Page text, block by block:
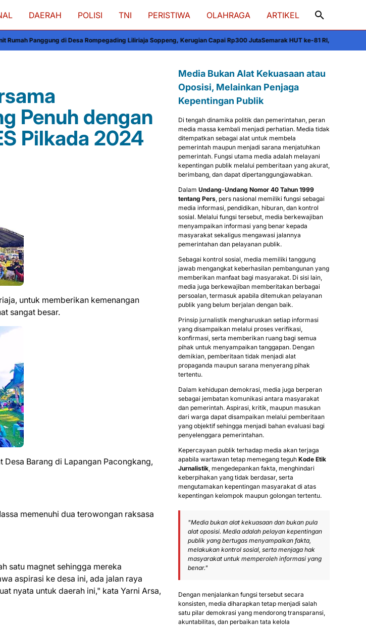
DAERAH POLISI TNI PERISTIWA OLAHRAGA ARTIKEL
Rompegading Liliriaja Soppeng, Kerugian Capai Rp300 Juta Semarak HUT ke-81 RI, Kapolres Wajo Bersama Forkopimda
Penuh dengan
Pilkada 2024
untuk memberikan kemenangan
sangat besar.
Barang di Lapangan Pacongkang,
memenuhi dua terowongan raksasa
satu magnet sehingga mereka
aspirasi ke desa ini, ada jalan raya
nyata untuk daerah ini," kata Yarni Arsa,
Media Bukan Alat Kekuasaan atau
Oposisi, Melainkan Penjaga
Kepentingan Publik
Di tengah dinamika politik dan pemerintahan, peran
media massa kembali menjadi perhatian. Media tidak
ditempatkan sebagai alat untuk membela
pemerintah maupun menjadi sarana menjatuhkan
pemerintah. Fungsi utama media adalah melayani
kepentingan publik melalui pemberitaan yang akurat,
berimbang, dan dapat dipertanggungjawabkan.
Dalam Undang-Undang Nomor 40 Tahun 1999
tentang Pers, pers nasional memiliki fungsi sebagai
media informasi, pendidikan, hiburan, dan kontrol
sosial. Melalui fungsi tersebut, media berkewajiban
menyampaikan informasi yang benar kepada
masyarakat sekaligus mengawasi jalannya
pemerintahan dan pelayanan publik.
Sebagai kontrol sosial, media memiliki tanggung
jawab mengangkat keberhasilan pembangunan yang
memberikan manfaat bagi masyarakat. Di sisi lain,
media juga berkewajiban memberitakan berbagai
persoalan, termasuk apabila ditemukan pelayanan
publik yang belum berjalan dengan baik.
Prinsip jurnalistik mengharuskan setiap informasi
yang disampaikan melalui proses verifikasi,
konfirmasi, serta memberikan ruang bagi semua
pihak untuk menyampaikan tanggapan. Dengan
demikian, pemberitaan tidak menjadi alat
propaganda maupun sarana menyerang pihak
tertentu.
Dalam kehidupan demokrasi, media juga berperan
sebagai jembatan komunikasi antara masyarakat
dan pemerintah. Aspirasi, kritik, maupun masukan
dari warga dapat disampaikan melalui pemberitaan
yang objektif sehingga menjadi bahan evaluasi bagi
penyelenggara pemerintahan.
Kepercayaan publik terhadap media akan terjaga
apabila wartawan tetap memegang teguh Kode Etik
Jurnalistik, mengedepankan fakta, menghindari
keberpihakan yang tidak berdasar, serta
mengutamakan kepentingan masyarakat di atas
kepentingan kelompok maupun golongan tertentu.
"Media bukan alat kekuasaan dan bukan pula
alat oposisi. Media adalah pelayan kepentingan
publik yang bertugas menyampaikan fakta,
melakukan kontrol sosial, serta menjaga hak
masyarakat untuk memperoleh informasi yang
benar."
Dengan menjalankan fungsi tersebut secara
konsisten, media diharapkan tetap menjadi salah
satu pilar demokrasi yang mendorong transparansi,
akuntabilitas, dan perbaikan tata kelola